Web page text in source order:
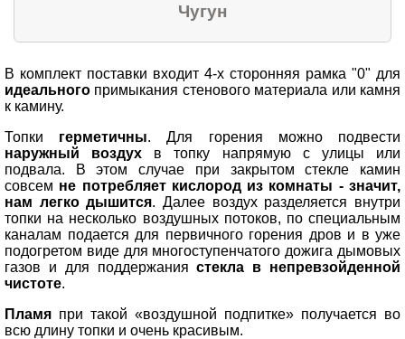
Чугун
В комплект поставки входит 4-х сторонняя рамка "0" для
идеального примыкания стенового материала или камня
к камину.
Топки герметичны. Для горения можно подвести
наружный воздух в топку напрямую с улицы или
подвала. В этом случае при закрытом стекле камин
совсем не потребляет кислород из комнаты - значит,
нам легко дышится. Далее воздух разделяется внутри
топки на несколько воздушных потоков, по специальным
каналам подается для первичного горения дров и в уже
подогретом виде для многоступенчатого дожига дымовых
газов и для поддержания стекла в непревзойденной
чистоте.
Пламя при такой «воздушной подпитке» получается во
всю длину топки и очень красивым.